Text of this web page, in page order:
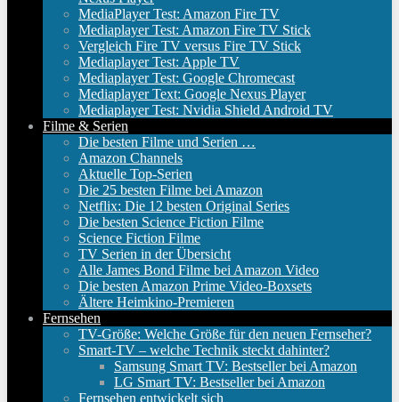
MediaPlayer Test: Amazon Fire TV
Mediaplayer Test: Amazon Fire TV Stick
Vergleich Fire TV versus Fire TV Stick
Mediaplayer Test: Apple TV
Mediaplayer Test: Google Chromecast
Mediaplayer Text: Google Nexus Player
Mediaplayer Test: Nvidia Shield Android TV
Filme & Serien
Die besten Filme und Serien …
Amazon Channels
Aktuelle Top-Serien
Die 25 besten Filme bei Amazon
Netflix: Die 12 besten Original Series
Die besten Science Fiction Filme
Science Fiction Filme
TV Serien in der Übersicht
Alle James Bond Filme bei Amazon Video
Die besten Amazon Prime Video-Boxsets
Ältere Heimkino-Premieren
Fernsehen
TV-Größe: Welche Größe für den neuen Fernseher?
Smart-TV – welche Technik steckt dahinter?
Samsung Smart TV: Bestseller bei Amazon
LG Smart TV: Bestseller bei Amazon
Fernsehen entwickelt sich